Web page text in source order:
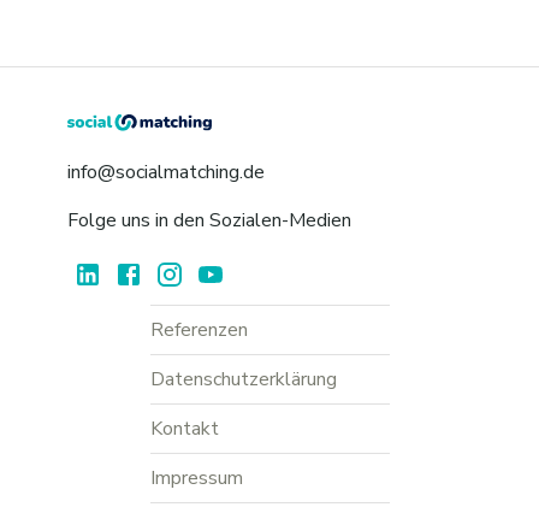
info@socialmatching.de
Folge uns in den Sozialen-Medien
Referenzen
Datenschutzerklärung
Kontakt
Impressum